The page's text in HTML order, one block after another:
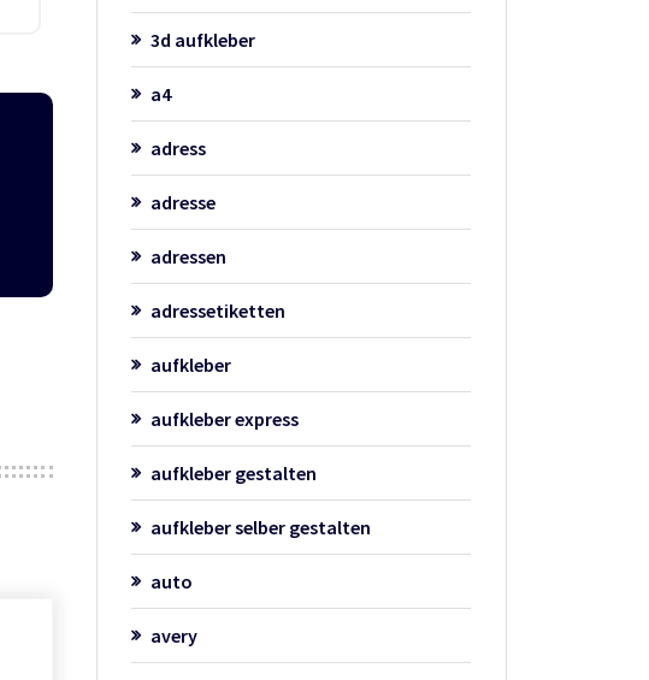
3d aufkleber
a4
adress
adresse
adressen
adressetiketten
aufkleber
aufkleber express
aufkleber gestalten
aufkleber selber gestalten
auto
avery